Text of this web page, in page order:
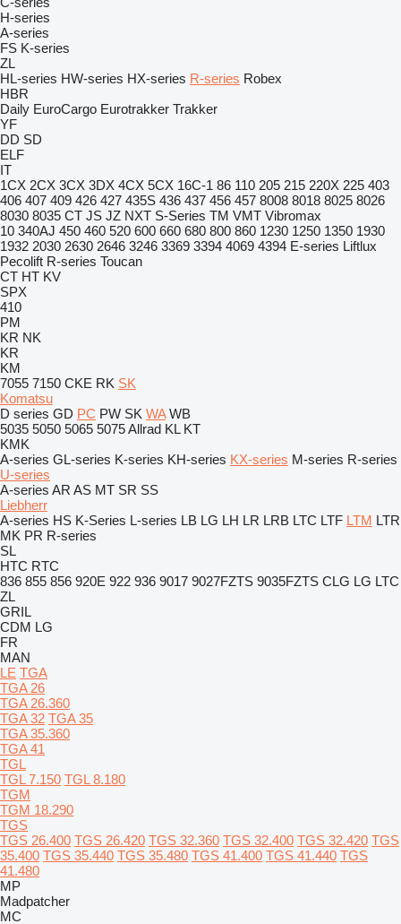
H-series
A-series
FS K-series
ZL
HL-series HW-series HX-series R-series Robex
HBR
Daily EuroCargo Eurotrakker Trakker
YF
DD SD
ELF
IT
1CX 2CX 3CX 3DX 4CX 5CX 16C-1 86 110 205 215 220X 225 403
406 407 409 426 427 435S 436 437 456 457 8008 8018 8025 8026
8030 8035 CT JS JZ NXT S-Series TM VMT Vibromax
10 340AJ 450 460 520 600 660 680 800 860 1230 1250 1350 1930
1932 2030 2630 2646 3246 3369 3394 4069 4394 E-series Liftlux
Pecolift R-series Toucan
CT HT KV
SPX
410
PM
KR NK
KR
KM
7055 7150 CKE RK SK
Komatsu
D series GD PC PW SK WA WB
5035 5050 5065 5075Allrad KL KT
KMK
A-series GL-series K-series KH-series KX-series M-series R-series
U-series
A-series AR AS MT SR SS
Liebherr
A-series HS K-Series L-series LB LG LH LR LRB LTC LTF LTM LTR
MK PR R-series
SL
HTC RTC
836 855 856 920E 922 936 9017 9027FZTS 9035FZTS CLG LG LTC
ZL
GRIL
CDM LG
FR
MAN
LE TGA
TGA 26
TGA 26.360
TGA 32 TGA 35
TGA 35.360
TGA 41
TGL
TGL 7.150 TGL 8.180
TGM
TGM 18.290
TGS
TGS 26.400 TGS 26.420 TGS 32.360 TGS 32.400 TGS 32.420 TGS
35.400 TGS 35.440 TGS 35.480 TGS 41.400 TGS 41.440 TGS
41.480
MP
Madpatcher
MC